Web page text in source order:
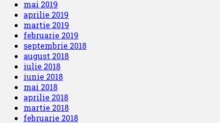
mai 2019
aprilie 2019
martie 2019
februarie 2019
septembrie 2018
august 2018
iulie 2018
iunie 2018
mai 2018
aprilie 2018
martie 2018
februarie 2018